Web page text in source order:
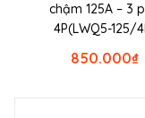
chậm 125A – 3
4P(LWQ5-125/
₫
850.000